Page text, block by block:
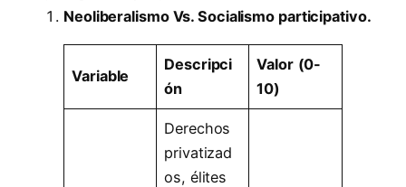
Neoliberalismo Vs. Socialismo participativo.
Variable
Descripci
ón
Valor (0-
10)
Derechos
privatizad
os, élites